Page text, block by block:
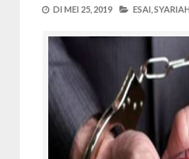
DI MEI 25, 2019 ESAI, SYARIAH,